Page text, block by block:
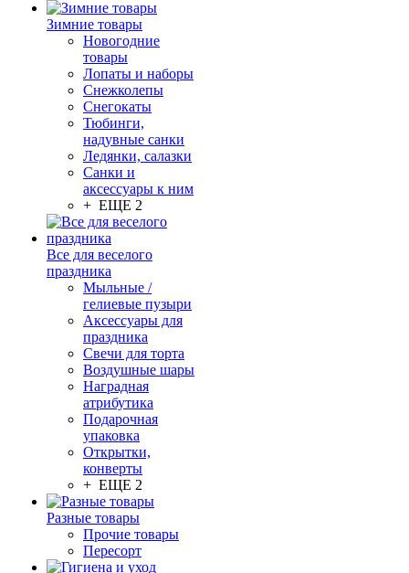
Зимние товары
Новогодние
товары
Лопаты и наборы
Снежколепы
Снегокаты
Тюбинги,
надувные санки
Ледянки, салазки
Санки и
аксессуары к ним
+ ЕЩЕ 2
Все для веселого
праздника
Мыльные /
гелиевые пузыри
Аксессуары для
праздника
Свечи для торта
Воздушные шары
Наградная
атрибутика
Подарочная
упаковка
Открытки,
конверты
+ ЕЩЕ 2
Разные товары
Прочие товары
Пересорт